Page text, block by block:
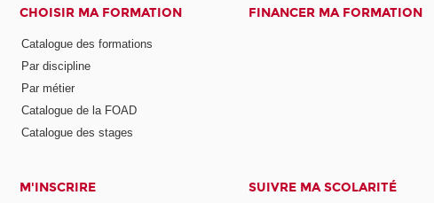
CHOISIR MA FORMATION
Catalogue des formations
Par discipline
Par métier
Catalogue de la FOAD
Catalogue des stages
FINANCER MA FORMATION
M'INSCRIRE SUIVRE MA SCOLARITÉ